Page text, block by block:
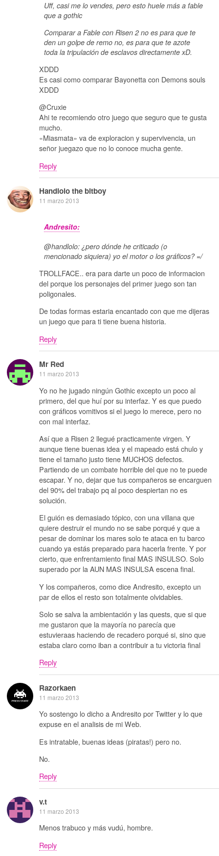
Uff, casi me lo vendes, pero esto huele más a fable
que a gothic
Comparar a Fable con Risen 2 no es para que te
den un golpe de remo no, es para que te azote
toda la tripulación de esclavos directamente xD.
XDDD
Es casi como comparar Bayonetta con Demons souls
XDDD
@Cruxie
Ahi te recomiendo otro juego que seguro que te gusta
mucho.
«Miasmata» va de exploracion y supervivencia, un
señor juegazo que no lo conoce mucha gente.
Reply
Handlolo the bitboy
11 marzo 2013
Andresito:
@handlolo: ¿pero dónde he criticado (o
mencionado siquiera) yo el motor o los gráficos? =/
TROLLFACE.. era para darte un poco de informacion
del porque los personajes del primer juego son tan
poligonales.
De todas formas estaria encantado con que me dijeras
un juego que para ti tiene buena historia.
Reply
Mr Red
11 marzo 2013
Yo no he jugado ningún Gothic excepto un poco al
primero, del que huí por su interfaz. Y es que puedo
con gráficos vomitivos si el juego lo merece, pero no
con mal interfaz.
Así que a Risen 2 llegué practicamente virgen. Y
aunque tiene buenas idea y el mapeado está chulo y
tiene el tamaño justo tiene MUCHOS defectos.
Partiendo de un combate horrible del que no te puede
escapar. Y no, dejar que tus compañeros se encarguen
del 90% del trabajo pq al poco despiertan no es
solución.
El guión es demasiado tópico, con una villana que
quiere destruir el mundo no se sabe porqué y que a
pesar de dominar los mares solo te ataca en tu barco
cuando ya estás preparado para hacerla frente. Y por
cierto, que enfrentamiento final MAS INSULSO. Solo
superado por la AUN MAS INSULSA escena final.
Y los compañeros, como dice Andresito, excepto un
par de ellos el resto son totalmente olvidables.
Solo se salva la ambientación y las quests, que si que
me gustaron que la mayoría no parecía que
estuvieraas haciendo de recadero porqué si, sino que
estaba claro como iban a contribuir a tu victoria final
Reply
Razorkaen
11 marzo 2013
Yo sostengo lo dicho a Andresito por Twitter y lo que
expuse en el analisis de mi Web.
Es intratable, buenas ideas (piratas!) pero no.
No.
Reply
v.t
11 marzo 2013
Menos trabuco y más vudú, hombre.
Reply